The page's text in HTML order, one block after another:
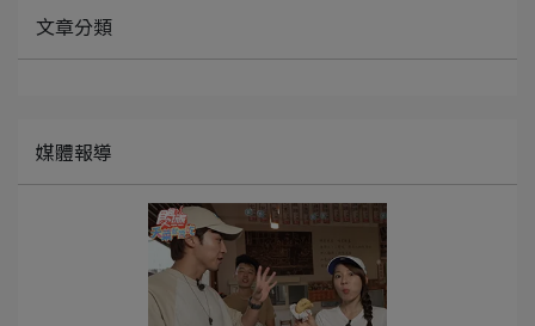
文章分類
媒體報導